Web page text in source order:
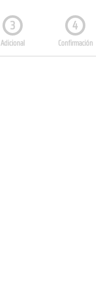
3
Adicional
4
Confirmación